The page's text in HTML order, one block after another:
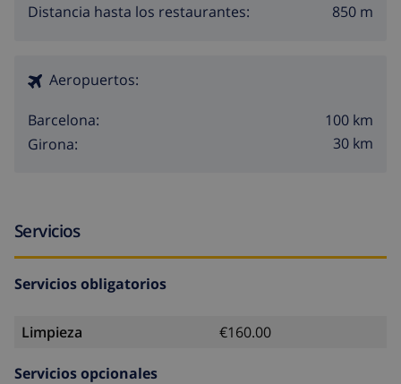
Distancia hasta los restaurantes:
850 m
Aeropuertos:
Barcelona:
100 km
Girona:
30 km
Servicios
Servicios obligatorios
Limpieza €160.00
Servicios opcionales